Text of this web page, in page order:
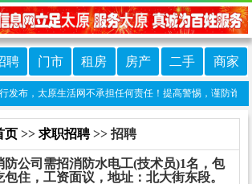
聘 门市 租房 房产 二手 商家
布，太原生活网不承担任何责任！提高警惕，谨防诈骗
页 >> 求职招聘>> 招聘
防公司需招消防水电工(技术员)1名，包
包住，工资面议，地址：北大街东段。